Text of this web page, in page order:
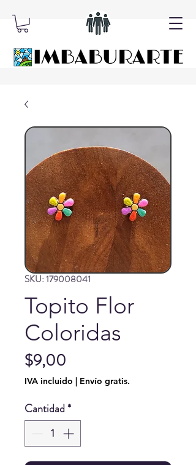
SKU: 179008041
Topito Flor
Coloridas
$9,00
IVA incluido | Envío gratis.
Cantidad*